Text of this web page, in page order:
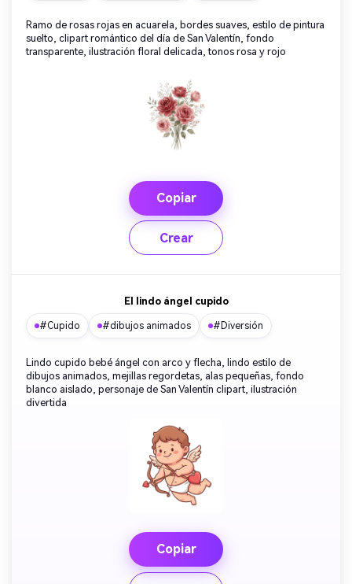
Ramo de rosas rojas en acuarela, bordes suaves, estilo de pintura
suelto, clipart romántico del día de San Valentín, fondo
transparente, ilustración floral delicada, tonos rosa y rojo
Copiar
Crear
El lindo ángel cupido
#Cupido #dibujos animados #Diversión
Lindo cupido bebé ángel con arco y flecha, lindo estilo de
dibujos animados, mejillas regordetas, alas pequeñas, fondo
blanco aislado, personaje de San Valentín clipart, ilustración
divertida
Copiar